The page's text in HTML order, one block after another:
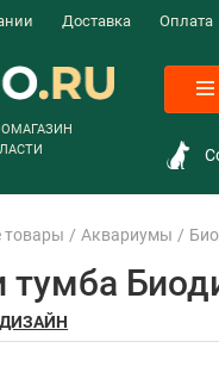
Доставка Оплата
товары Аквариумы
тумба